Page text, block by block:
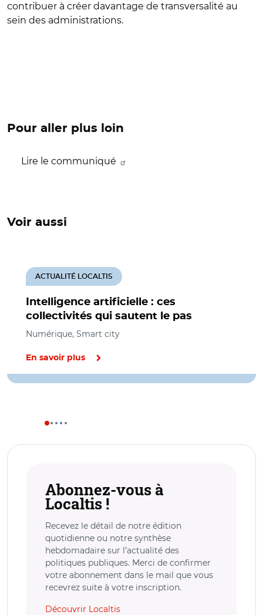
contribuer à créer davantage de transversalité au
sein des administrations.
Pour aller plus loin
Lire le communiqué
Voir aussi
Intelligence artificielle : ces
collectivités qui sautent le pas
ACTUALITÉ LOCALTIS
Numérique, Smart city
En savoir plus
Abonnez-vous à
Localtis !
Recevez le détail de notre édition
quotidienne ou notre synthèse
hebdomadaire sur l’actualité des
politiques publiques. Merci de confirmer
votre abonnement dans le mail que vous
recevrez suite à votre inscription.
Découvrir Localtis